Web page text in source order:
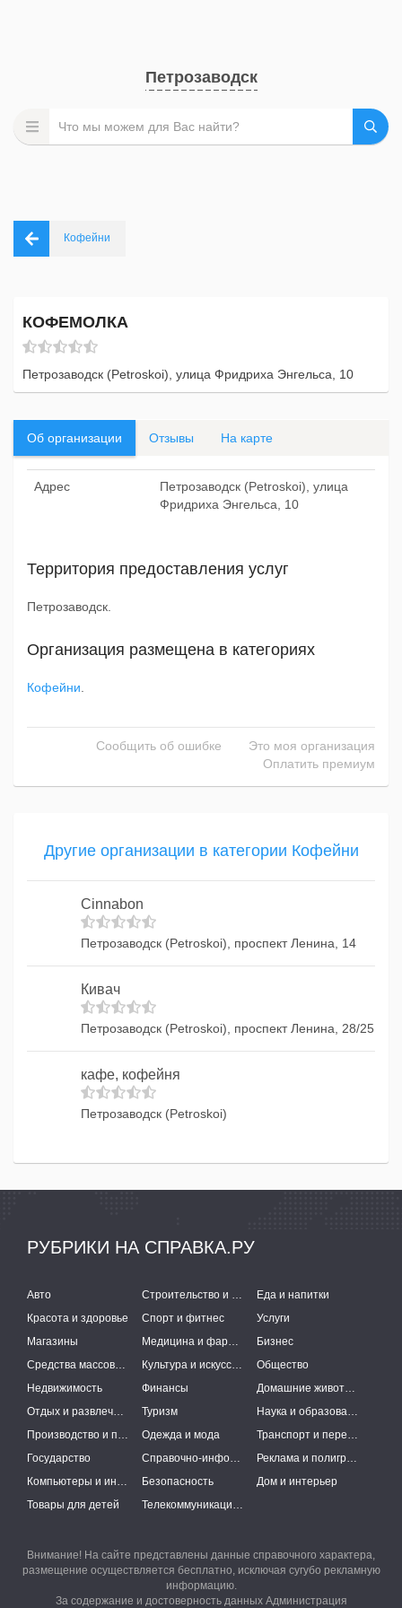
Петрозаводск
Кофейни
КОФЕМОЛКА
Петрозаводск (Petroskoi), улица Фридриха Энгельса, 10
Об организации Отзывы На карте
Адрес
Петрозаводск (Petroskoi), улица
Фридриха Энгельса, 10
Территория предоставления услуг
Петрозаводск.
Организация размещена в категориях
Кофейни
Сообщить об ошибке
Это моя организация
Оплатить премиум
Другие организации в категории Кофейни
Cinnabon
Петрозаводск (Petroskoi), проспект Ленина, 14
Кивач
Петрозаводск (Petroskoi), проспект Ленина, 28/25
кафе, кофейня
Петрозаводск (Petroskoi)
РУБРИКИ НА СПРАВКА.РУ
Авто Строительство и ремонт
Еда и напитки
Красота и здоровье
Спорт и фитнес
Услуги
Магазины
Медицина и фармацевтика
Бизнес
Средства массовой информации
Культура и искусство
Общество
Недвижимость
Финансы
Домашние животные
Отдых и развлечения
Туризм
Наука и образование
Производство и поставки
Одежда и мода
Транспорт и перевозки
Государство
Справочно-информационные системы
Реклама и полиграфия
Компьютеры и интернет
Безопасность
Дом и интерьер
Товары для детей
Телекоммуникации и связь
Внимание! На сайте представлены данные справочного характера,
размещение осуществляется бесплатно, исключая сугубо рекламную
информацию.
За содержание и достоверность данных Администрация